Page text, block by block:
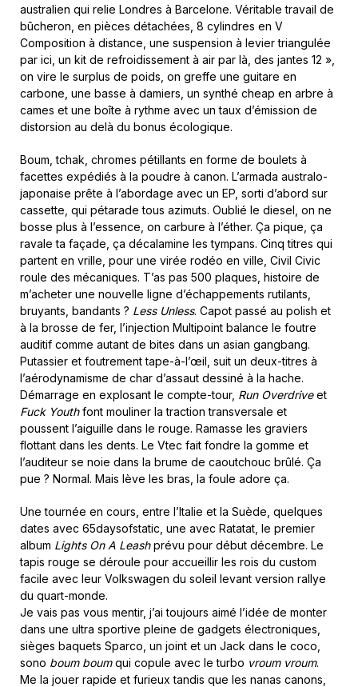
australien qui relie Londres à Barcelone. Véritable travail de
bûcheron, en pièces détachées, 8 cylindres en V
Composition à distance, une suspension à levier triangulée
par ici, un kit de refroidissement à air par là, des jantes 12 »,
on vire le surplus de poids, on greffe une guitare en
carbone, une basse à damiers, un synthé cheap en arbre à
cames et une boîte à rythme avec un taux d’émission de
distorsion au delà du bonus écologique.
Boum, tchak, chromes pétillants en forme de boulets à
facettes expédiés à la poudre à canon. L’armada australo-
japonaise prête à l’abordage avec un EP, sorti d’abord sur
cassette, qui pétarade tous azimuts. Oublié le diesel, on ne
bosse plus à l’essence, on carbure à l’éther. Ça pique, ça
ravale ta façade, ça décalamine les tympans. Cinq titres qui
partent en vrille, pour une virée rodéo en ville, Civil Civic
roule des mécaniques. T’as pas 500 plaques, histoire de
m’acheter une nouvelle ligne d’échappements rutilants,
bruyants, bandants ? Less Unless. Capot passé au polish et
à la brosse de fer, l’injection Multipoint balance le foutre
auditif comme autant de bites dans un asian gangbang.
Putassier et foutrement tape-à-l’œil, suit un deux-titres à
l’aérodynamisme de char d’assaut dessiné à la hache.
Démarrage en explosant le compte-tour, Run Overdriveet
Fuck Youthfont mouliner la traction transversale et
poussent l’aiguille dans le rouge. Ramasse les graviers
flottant dans les dents. Le Vtec fait fondre la gomme et
l’auditeur se noie dans la brume de caoutchouc brûlé. Ça
pue ? Normal. Mais lève les bras, la foule adore ça.
Une tournée en cours, entre l’Italie et la Suède, quelques
dates avec 65daysofstatic, une avec Ratatat, le premier
album Lights On A Leashprévu pour début décembre. Le
tapis rouge se déroule pour accueillir les rois du custom
facile avec leur Volkswagen du soleil levant version rallye
du quart-monde.
Je vais pas vous mentir, j’ai toujours aimé l’idée de monter
dans une ultra sportive pleine de gadgets électroniques,
sièges baquets Sparco, un joint et un Jack dans le coco,
sono boum boumqui copule avec le turbo vroum vroum.
Me la jouer rapide et furieux tandis que les nanas canons,